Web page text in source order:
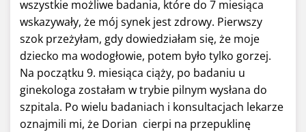
wszystkie możliwe badania, które do 7 miesiąca
wskazywały, że mój synek jest zdrowy. Pierwszy
szok przeżyłam, gdy dowiedziałam się, że moje
dziecko ma wodogłowie, potem było tylko gorzej.
Na początku 9. miesiąca ciąży, po badaniu u
ginekologa zostałam w trybie pilnym wysłana do
szpitala. Po wielu badaniach i konsultacjach lekarze
oznajmili mi, że Dorian cierpi na przepuklinę